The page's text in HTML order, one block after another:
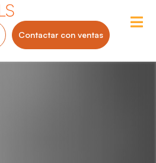
Contactar con ventas